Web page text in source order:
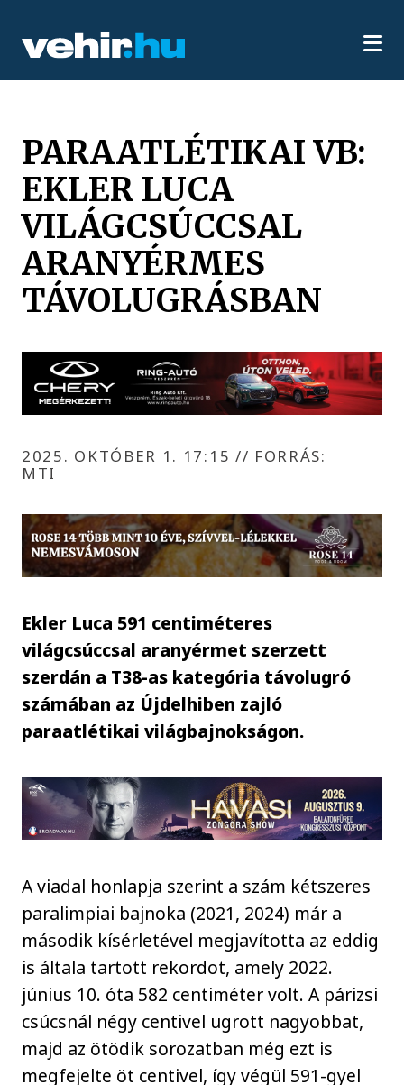
PARAATLÉTIKAI VB:
EKLER LUCA
VILÁGCSÚCCSAL
ARANYÉRMES
TÁVOLUGRÁSBAN
2025. OKTÓBER 1. 17:15 // FORRÁS:
MTI
Ekler Luca 591 centiméteres
világcsúccsal aranyérmet szerzett
szerdán a T38-as kategória távolugró
számában az Újdelhiben zajló
paraatlétikai világbajnokságon.
A viadal honlapja szerint a szám kétszeres
paralimpiai bajnoka (2021, 2024) már a
második kísérletével megjavította az eddig
is általa tartott rekordot, amely 2022.
június 10. óta 582 centiméter volt. A párizsi
csúcsnál négy centivel ugrott nagyobbat,
majd az ötödik sorozatban még ezt is
megfejelte öt centivel, így végül 591-gyel